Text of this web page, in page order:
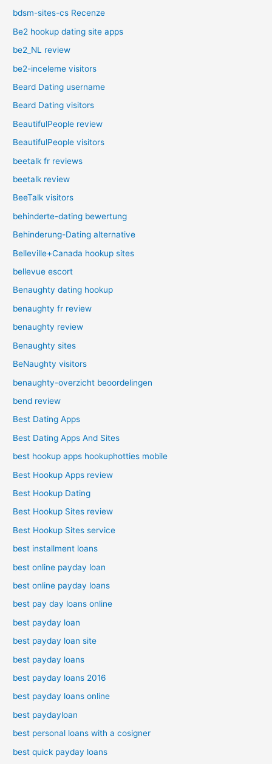
bdsm-sites-cs Recenze
Be2 hookup dating site apps
be2_NL review
be2-inceleme visitors
Beard Dating username
Beard Dating visitors
BeautifulPeople review
BeautifulPeople visitors
beetalk fr reviews
beetalk review
BeeTalk visitors
behinderte-dating bewertung
Behinderung-Dating alternative
Belleville+Canada hookup sites
bellevue escort
Benaughty dating hookup
benaughty fr review
benaughty review
Benaughty sites
BeNaughty visitors
benaughty-overzicht beoordelingen
bend review
Best Dating Apps
Best Dating Apps And Sites
best hookup apps hookuphotties mobile
Best Hookup Apps review
Best Hookup Dating
Best Hookup Sites review
Best Hookup Sites service
best installment loans
best online payday loan
best online payday loans
best pay day loans online
best payday loan
best payday loan site
best payday loans
best payday loans 2016
best payday loans online
best paydayloan
best personal loans with a cosigner
best quick payday loans